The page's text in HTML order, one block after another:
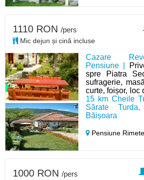
Cazare
Pensiune |
spre Piatra
sufragerie,
curte, foișor, loc
15 km Cheile
Sărate
Băișoara
Pensiune
1110 RON /pers
Mic dejun și cină incluse
1000 RON /pers